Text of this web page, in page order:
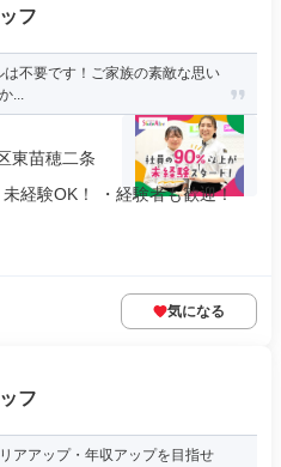
フ
不要です！ご家族の素敵な思い
...
東苗穂二条
経験OK！ ・経験者も歓迎！
気になる
フ
アアップ・年収アップを目指せ